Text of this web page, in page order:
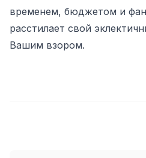
временем, бюджетом и
расстилает свой
Вашим взором.